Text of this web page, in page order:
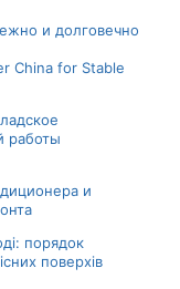
и долговечно
China for Stable
работы
и
порядок
поверхів